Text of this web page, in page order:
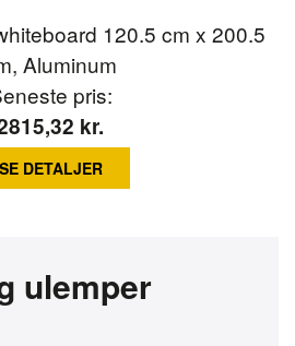
ulemper
pris:
kr.
SE DETALJER